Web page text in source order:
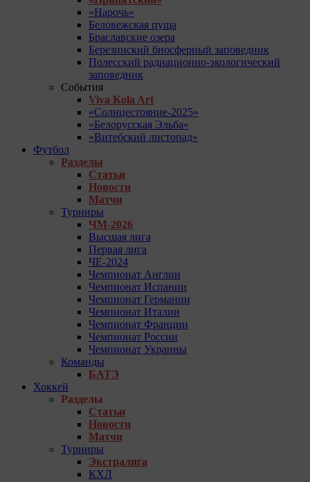
«Нарочь»
Беловежская пуща
Браславские озера
Березинский биосферный заповедник
Полесский радиационно-экологический
заповедник
События
Viva Kola Art
«Солнцестояние-2025»
«Белорусская Эльба»
«Витебский листопад»
Футбол
Разделы
Статьи
Новости
Матчи
Турниры
ЧМ-2026
Высшая лига
Первая лига
ЧЕ-2024
Чемпионат Англии
Чемпионат Испании
Чемпионат Германии
Чемпионат Италии
Чемпионат Франции
Чемпионат России
Чемпионат Украины
Команды
БАТЭ
Хоккей
Разделы
Статьи
Новости
Матчи
Турниры
Экстралига
КХЛ